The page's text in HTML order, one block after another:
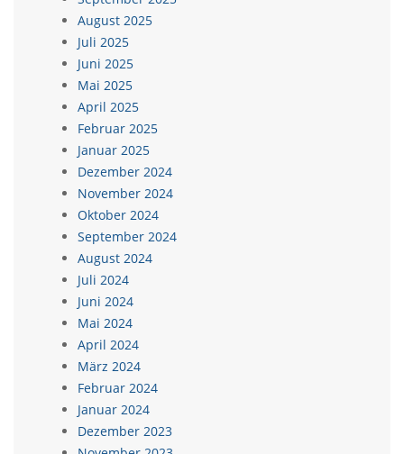
August 2025
Juli 2025
Juni 2025
Mai 2025
April 2025
Februar 2025
Januar 2025
Dezember 2024
November 2024
Oktober 2024
September 2024
August 2024
Juli 2024
Juni 2024
Mai 2024
April 2024
März 2024
Februar 2024
Januar 2024
Dezember 2023